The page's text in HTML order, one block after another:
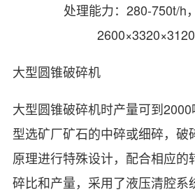
处理能力：280-750t/h
大型圆锥破碎机
大型圆锥破碎机时产量可到
型选矿厂矿石的中碎或细碎，破
原理进行特殊设计，配合相应的
碎比和产量，采用了液压清腔系